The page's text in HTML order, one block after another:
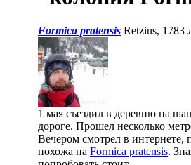
Formica pratensis Retzius, 1783
1 мая съездил в деревню на
дороге. Прошел несколько
Вечером смотрел в
похожа на Formica pratensis.